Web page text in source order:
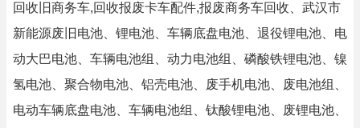
回收旧商务车,回收报废卡车配件,报废商务车回收、武汉市
新能源废旧电池、锂电池、车辆底盘电池、退役锂电池、电
动大巴电池、车辆电池组、动力电池组、磷酸铁锂电池、镍
氢电池、聚合物电池、铝壳电池、废手机电池、废电池组、
电动车辆底盘电池、车辆电池组、钛酸锂电池、废锂电池、